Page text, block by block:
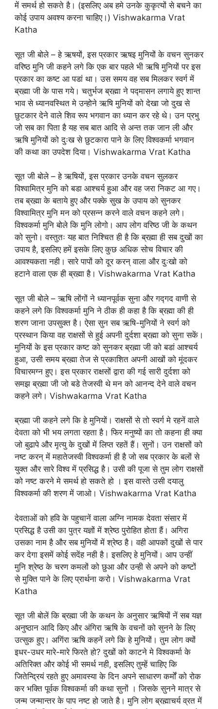
में समर्थ हो सकते है। (इसलिए अब हमे उनके कुकृत्यों से बचने का
कोई उपाय अवश्य करना चाहिए।) Vishwakarma Vrat
Katha
सूत जी बोले – हे ऋषयों, इस प्रकार ऋषइ मुनियों के वचन सुनकर
वरिष्ठ मुनि जी कहने लगे कि एक बार पहले भी ऋषि मुनियों पर इस
प्रकार का कष्ट आ पडां था। उस समय वह सब मिलकर स्वर्ग में
ब्रह्मा जी के पास गये। चतुर्भज ब्रह्मा ने पद्मासन लगाये हुए शान्त
भाव से ध्यानवस्थित मे उन्होने ऋषि मुनियों को देखा जो दुख से
छुटकार देने वाले शिव रूप भगवान का ध्यान कर रहे थे। उन प्रभु
जो सब का पिता है यह सब बात आदि से अन्त तक जान ली और
ऋषि मुनियों को दुःख से छुटकारा पाने के लिए विश्वकर्मा भगवान
की कथा का उपदेश दिया। Vishwakarma Vrat Katha
सूत जी बोले – हे ऋषियों, इस प्रकार उनके वचन सुलकर
विश्वामित्र मुनि को बडा आश्चर्य हुआ और वह जरा निकट आ गए।
तब ब्रह्मा के बताये हुए और पक्के सुख के उपाय को सुनकर
विश्वामित्र मुनि मन को प्रसन्न करने वाले वचन कहने लगे।
विश्वकर्मा मुनि बोले कि मुनि लोगो। आप लोग वरिष्ठ जी के कथन
को सुनो। वस्तुतः यह बात निश्चित ही है कि ब्रह्मा ही सब दुखों का
उपाय है, इसलिए हमें इसके लिए कुछ अधिक सोच विचार की
आवश्यकता नही। सारे पापों को दूर करन् वाला और दुःखो को
हटाने वाला एक ही ब्रह्मा है। Vishwakarma Vrat Katha
सूत जी बोले – ऋषि लोंगों ने ध्यानपूर्वक सुना और गद्गद वाणी से
कहने लगे कि विश्वकर्मा मुनि ने ठीक ही कहा है कि ब्रह्मा की ही
शरण जाना उपसुक्त है। ऐसा सुन सब ऋषि-मुनियों ने स्वर्ग को
प्रस्थान किया वह राक्षसों से हुई अपनी दुर्दशा ब्रह्मा को सुना सकें।
मुनियों के इस प्रकार कष्ट को सुनकर ब्रह्मा जी को बडां आश्चर्य
हुआ, उसी समय ब्रह्मा तेज से प्रकाशित अपनी आखों को मूंदकर
विचारमग्न हुए। इस प्रकार राक्षसों द्वारा की गई सारी दुर्दशा को
समझ ब्रह्मा जी जो बडे तेजस्वी थे मन को आनन्द देने वाले वचन
कहने लगे। Vishwakarma Vrat Katha
ब्रह्मा जी कहने लगे कि हे मुनियों। राक्षसों से तो स्वर्ग मे रहनें वाले
देवता को भी भय लगता रहता है। फिर मनुष्यों का तो कहना ही क्या
जो बुढापे और मृत्यु के दुखों में लिप्त रहतें हैं। सुनों। उन राक्षसों को
नष्ट करन् में महातेजस्वी विश्वकर्मा ही है जो सब प्रकार के बलों से
युक्त और सारे विश्व में प्रसिद्ध है। उसी की पूजा से तुम लोग राक्षसों
को नष्ट करने मे समर्थ हो सकते हो । इस वास्ते उसी दयालु
विश्वकर्मा की शरण में जाओ। Vishwakarma Vrat Katha
देवताओं को हवि के पहुचानें वाला अग्नि नामक देवता संसार में
प्रसिद्ध है उसी का पुत्र यज्ञों में श्रेष्ठ पुरोहित होता हैं। अगिरा
उसका नाम है और सब मुनियों में श्रेष्ठ है। वही आपकों दुखों से पार
कर देगा इसमें कोई सदेंह नही है। इसलिए हे मुनियों। आप उन्हीं
मुनि श्रेष्ठ के चरण कमलों को छुआ और उन्ही से अपने को कष्टों
से मुक्ति पाने के लिए प्रार्थना करो। Vishwakarma Vrat
Katha
सूत जी बोलें कि ब्रह्मा जी के कथन के अनुसार ऋषियों नें सब यज्ञ
अनुष्ठान आदि किए और अंगिरा ऋषि के वचनों को सुनने के लिए
उत्सुक हुए। अगिंरा ऋषि कहनें लगे कि हे मुनियों। तुम लोग क्यों
इधर-उधर मारे-मारे फिरते हो? दुखों को काटने मे विश्वकर्मा के
अतिरिक्त और कोई भी समर्थ नही, इसलिए तुम्हें चाहिए कि
जितेन्द्रियं रहते हुए अमावस्या के दिन अपने साधारण कर्मों को रोक
कर भक्ति पूर्वक विश्वकर्मा की कथा सुनों । जिसके सुनने मात्र से
जन्म जन्मान्तर के पाप नष्ट हो जाते है। मुनि लोग ब्रह्माचर्य व्रत में